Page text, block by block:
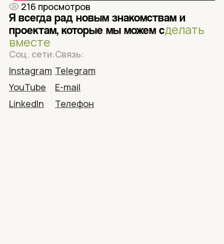
216 просмотров
Я всегда рад новым знакомствам и
проектам, которые мы можем сделать
вместе
Соц. сети:
Instagram
YouTube
LinkedIn
Связь:
Telegram
E-mail
Телефон